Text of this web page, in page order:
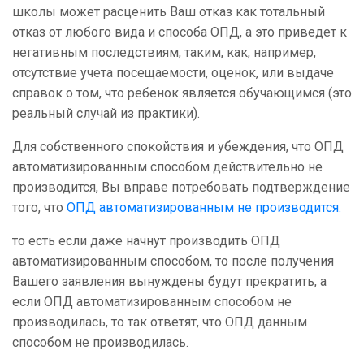
школы может расценить Ваш отказ как тотальный
отказ от любого вида и способа ОПД, а это приведет к
негативным последствиям, таким, как, например,
отсутствие учета посещаемости, оценок, или выдаче
справок о том, что ребенок является обучающимся (это
реальный случай из практики).
Для собственного спокойствия и убеждения, что ОПД
автоматизированным способом действительно не
производится, Вы вправе потребовать подтверждение
того, что ОПД автоматизированным не производится.
то есть если даже начнут производить ОПД
автоматизированным способом, то после получения
Вашего заявления вынуждены будут прекратить, а
если ОПД автоматизированным способом не
производилась, то так ответят, что ОПД данным
способом не производилась.